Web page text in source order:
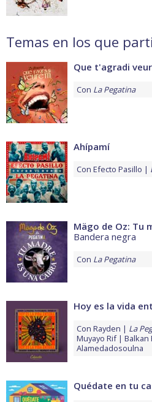
Temas en los que
Que t'agradi
Con La Pegatina
Ahípamí
Con Efecto Pasillo
Mägo de Oz: Tu
Bandera negra
Con La Pegatina
Hoy es la vida
Con Rayden La
Muyayo Rif
Balkan
Alamedadosoulna
Quédate en tu